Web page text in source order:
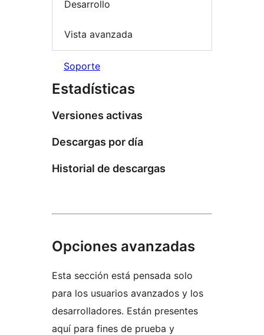
Desarrollo
Vista avanzada
Soporte
Estadísticas
Versiones activas
Descargas por día
Historial de descargas
Opciones avanzadas
Esta sección está pensada solo
para los usuarios avanzados y los
desarrolladores. Están presentes
aquí para fines de prueba y